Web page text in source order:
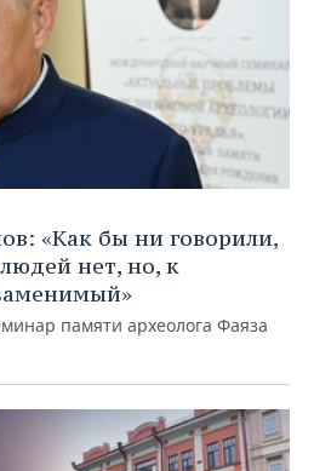
«Как бы ни говорили,
нет, но, к
памяти археолога Фаяза